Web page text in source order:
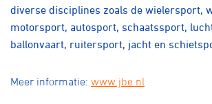
diverse disciplines zoals de wielersport,
motorsport, autosport, schaatssport,
ballonvaart, ruitersport, jacht en
Meer informatie: www.jbe.nl